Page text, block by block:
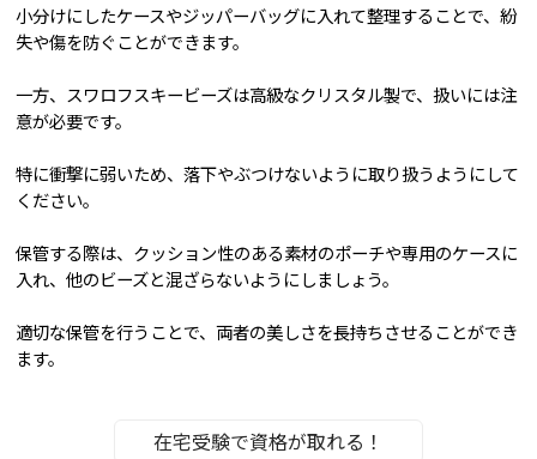
小分けにしたケースやジッパーバッグに入れて整理することで、紛
失や傷を防ぐことができます。
一方、スワロフスキービーズは高級なクリスタル製で、扱いには注
意が必要です。
特に衝撃に弱いため、落下やぶつけないように取り扱うようにして
ください。
保管する際は、クッション性のある素材のポーチや専用のケースに
入れ、他のビーズと混ざらないようにしましょう。
適切な保管を行うことで、両者の美しさを長持ちさせることができ
ます。
在宅受験で資格が取れる！